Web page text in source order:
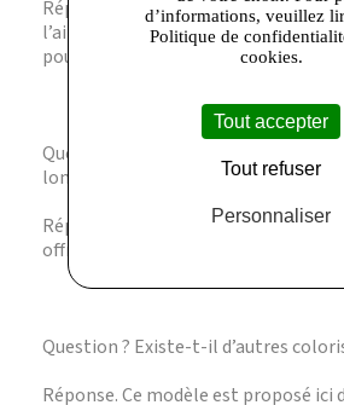
Réponse. La semelle Geox est
l’air de circuler et évitant
pour un confort optimal.
Question ? Ces sandales sont-elles
longues marches ?
Réponse. Oui, leur semelle plate et
offrent un bon maintien et un
Question ? Existe-t-il d’autres
Réponse. Ce modèle est proposé ici
d’informations, veuillez
Politique de
cookies.
Tout accepter
Tout refuser
Personnaliser